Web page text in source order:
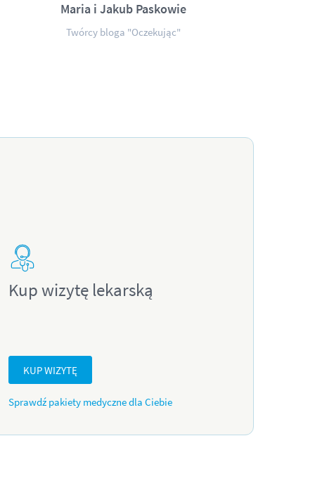
Maria i Jakub Paskowie
Twórcy bloga "Oczekując"
Kup wizytę lekarską
KUP WIZYTĘ
Sprawdź pakiety medyczne dla Ciebie